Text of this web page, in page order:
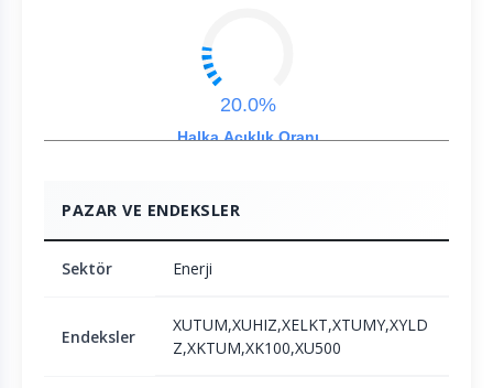
Halka Açıklık Oranı
20.0%
PAZAR VE ENDEKSLER
Sektör Enerji
Endeksler
XUTUM,XUHIZ,XELKT,XTUMY,XYLD
Z,XKTUM,XK100,XU500